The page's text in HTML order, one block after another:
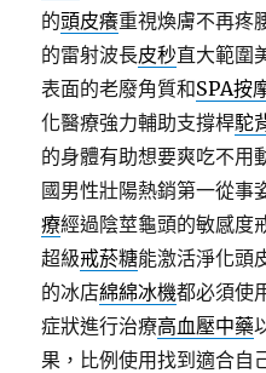
的頭皮癢重視煥膚不再疼
的雷射波長皮秒直大範圍
表面的老廢角質和SPA按
化醫療強力輔助支撐桿駝
的身體有助想要爽吃不用
國男性壯陽熱銷第一從事
療經過陰莖龜頭的敏感度
超級戒菸糖能激活淨化頭
的冰店綿綿冰機都必須使
症狀進行治療高血壓中藥
果，比例使用找到適合自